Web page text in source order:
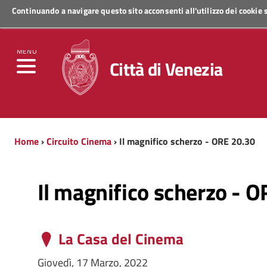
Continuando a navigare questo sito acconsenti all'utilizzo dei
MENU
Regione Veneto
Città di Venezia
Home›Circuito Cinema› Il magnifico scherzo - ORE 20.30
Il magnifico scherzo -
La Casa del Cinema
Giovedì, 17 Marzo, 2022